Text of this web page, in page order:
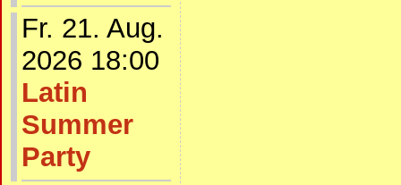
Fr. 21. Aug.
2026 18:00
Latin
Summer
Party